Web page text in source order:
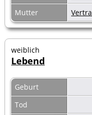
Mutter
weiblich
Lebend
Geburt
Tod